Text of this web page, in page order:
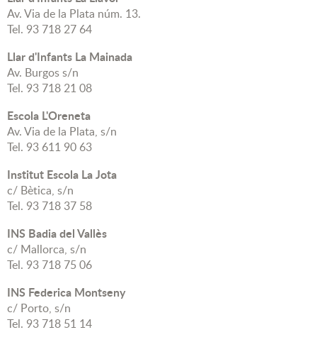
Av. Via de la Plata núm. 13.
Tel. 93 718 27 64
Llar d'Infants La Mainada
Av. Burgos s/n
Tel. 93 718 21 08
Escola L'Oreneta
Av. Via de la Plata, s/n
Tel. 93 611 90 63
Institut Escola La Jota
c/ Bètica, s/n
Tel. 93 718 37 58
INS Badia del Vallès
c/ Mallorca, s/n
Tel. 93 718 75 06
INS Federica Montseny
c/ Porto, s/n
Tel. 93 718 51 14